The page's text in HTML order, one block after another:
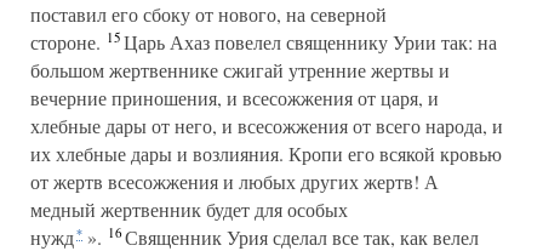
поставил его сбоку от нового, на северной
стороне. 15Царь Ахаз повелел священнику Урии так: на
большом жертвеннике сжигай утренние жертвы и
вечерние приношения, и всесожжения от царя, и
хлебные дары от него, и всесожжения от всего народа, и
их хлебные дары и возлияния. Кропи его всякой кровью
от жертв всесожжения и любых других жертв! А
медный жертвенник будет для особых
нужд* ». 16Священник Урия сделал все так, как велел